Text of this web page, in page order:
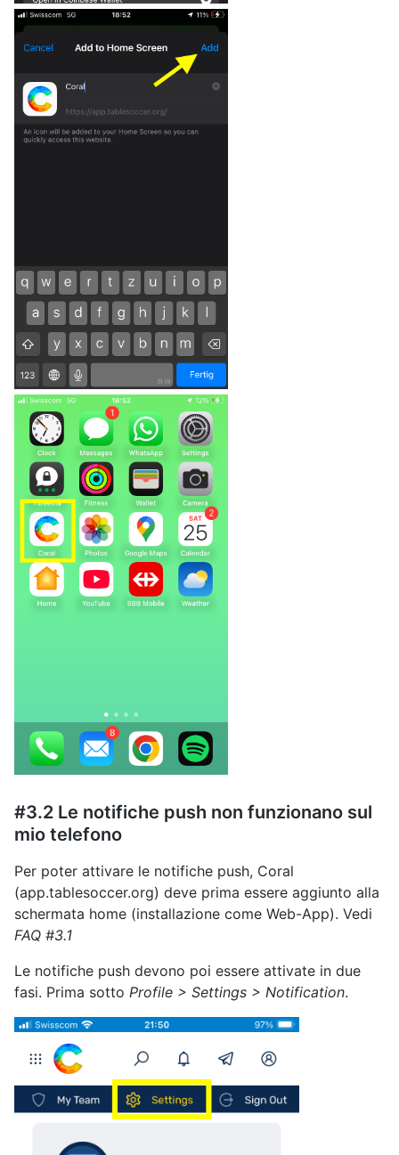
#3.2 Le notifiche push non funzionano sul
mio telefono
Per poter attivare le notifiche push, Coral
(app.tablesoccer.org) deve prima essere aggiunto alla
schermata home (installazione come Web-App). Vedi
FAQ #3.1
Le notifiche push devono poi essere attivate in due
fasi. Prima sotto Profile > Settings > Notification.